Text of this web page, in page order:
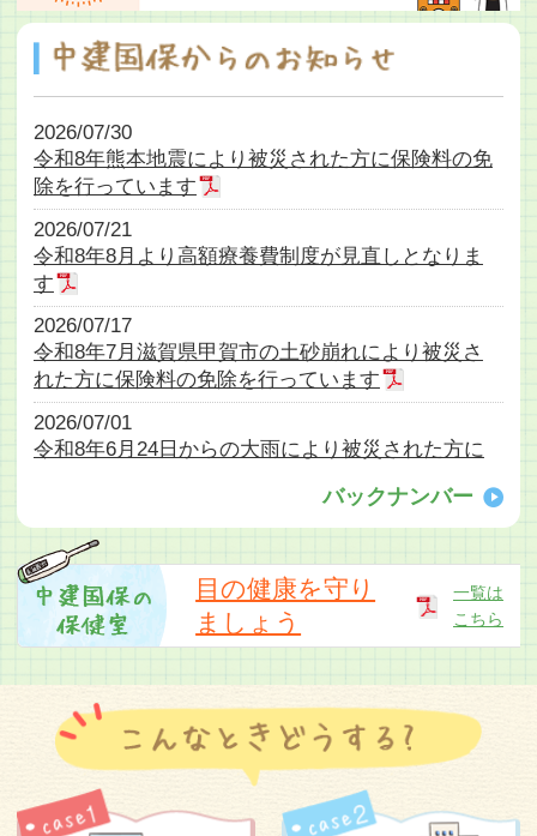
2026/07/30
令和8年熊本地震により被災された方に保険料の免
除を行っています
2026/07/21
令和8年8月より高額療養費制度が見直しとなりま
す
2026/07/17
令和8年7月滋賀県甲賀市の土砂崩れにより被災さ
れた方に保険料の免除を行っています
2026/07/01
令和8年6月24日からの大雨により被災された方に
「中建国保だより令和8年5月号」のお詫びと訂
正
バックナンバー
目の健康を守り
ましょう
一覧は
こちら